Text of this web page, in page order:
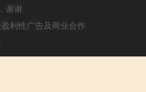
谢谢
利性广告及商业合作